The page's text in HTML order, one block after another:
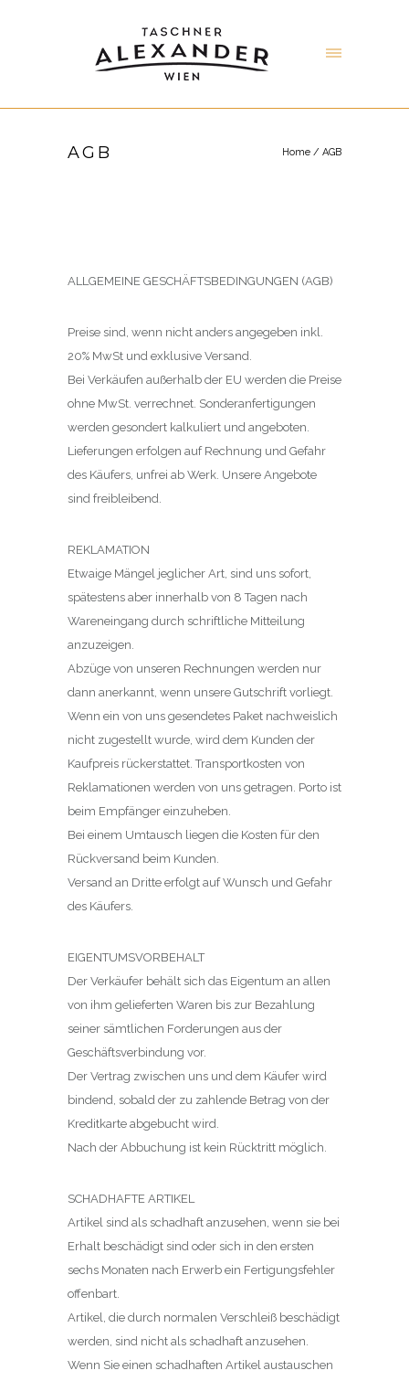
AGB Home / AGB
ALLGEMEINE GESCHÄFTSBEDINGUNGEN (AGB)
Preise sind, wenn nicht anders angegeben inkl.
20% MwSt und exklusive Versand.
Bei Verkäufen außerhalb der EU werden die Preise
ohne MwSt. verrechnet. Sonderanfertigungen
werden gesondert kalkuliert und angeboten.
Lieferungen erfolgen auf Rechnung und Gefahr
des Käufers, unfrei ab Werk. Unsere Angebote
sind freibleibend.
REKLAMATION
Etwaige Mängel jeglicher Art, sind uns sofort,
spätestens aber innerhalb von 8 Tagen nach
Wareneingang durch schriftliche Mitteilung
anzuzeigen.
Abzüge von unseren Rechnungen werden nur
dann anerkannt, wenn unsere Gutschrift vorliegt.
Wenn ein von uns gesendetes Paket nachweislich
nicht zugestellt wurde, wird dem Kunden der
Kaufpreis rückerstattet. Transportkosten von
Reklamationen werden von uns getragen. Porto ist
beim Empfänger einzuheben.
Bei einem Umtausch liegen die Kosten für den
Rückversand beim Kunden.
Versand an Dritte erfolgt auf Wunsch und Gefahr
des Käufers.
EIGENTUMSVORBEHALT
Der Verkäufer behält sich das Eigentum an allen
von ihm gelieferten Waren bis zur Bezahlung
seiner sämtlichen Forderungen aus der
Geschäftsverbindung vor.
Der Vertrag zwischen uns und dem Käufer wird
bindend, sobald der zu zahlende Betrag von der
Kreditkarte abgebucht wird.
Nach der Abbuchung ist kein Rücktritt möglich.
SCHADHAFTE ARTIKEL
Artikel sind als schadhaft anzusehen, wenn sie bei
Erhalt beschädigt sind oder sich in den ersten
sechs Monaten nach Erwerb ein Fertigungsfehler
offenbart.
Artikel, die durch normalen Verschleiß beschädigt
werden, sind nicht als schadhaft anzusehen.
Wenn Sie einen schadhaften Artikel austauschen